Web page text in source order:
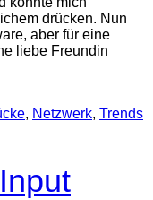
drücken. Nun
aber für eine
liebe Freundin
, Netzwerk, Trends